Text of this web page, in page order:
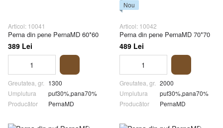
Articol: 10041
Perna din pene PernaMD 60*60
389 Lei
Greutatea, gr.
1300
Umplutura
puf30%,pana70%
Producător
PernaMD
Nou
Articol: 10042
Perna din pene PernaMD 70*70
489 Lei
Greutatea, gr. 2000
Umplutura
puf30%,pana70%
Producător
PernaMD